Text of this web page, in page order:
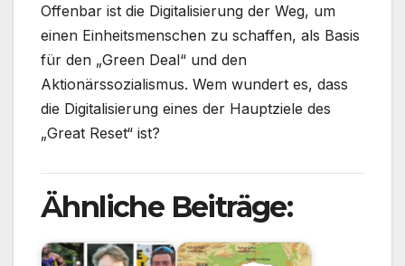
Offenbar ist die Digitalisierung der Weg, um
einen Einheitsmenschen zu schaffen, als Basis
für den „Green Deal“ und den
Aktionärssozialismus. Wem wundert es, dass
die Digitalisierung eines der Hauptziele des
„Great Reset“ ist?
Ähnliche Beiträge: